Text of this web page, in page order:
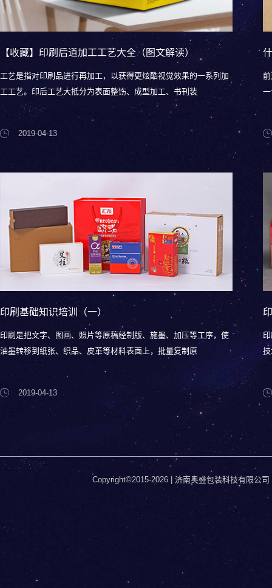
【收藏】印刷后道加工工艺大全（图文解读）
工艺是指对印刷品进行再加工，以获得更炫酷视觉效果的一系列加
工工艺。印后工艺大抵分为表面整饬、成型加工、书刊装
2019-04-13
印刷基础知识培训（一）
印刷是把文字、图画、照片等原稿经制版、施墨、加压等工序，使
油墨转移到纸张、织品、皮革等材料表面上，批量复制原
2019-04-13
Copyright©2015-2026 | 济南奥盛包装科技有限